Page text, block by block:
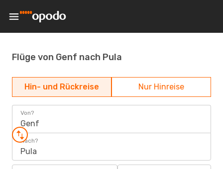
Flüge von Genf nach Pula
Hin- und Rückreise Nur Hinreise
Von?
Genf
Nach?
Pula